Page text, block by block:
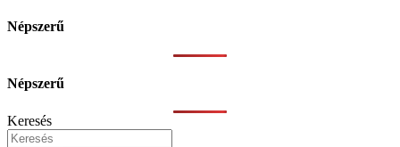
Népszerű
Népszerű
Keresés